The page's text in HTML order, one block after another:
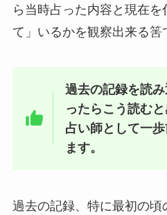
ら当時占った内容と現在
て」いるかを観察出来る筈
過去の記録を読
ったらこう読む
占い師として一
ます。
過去の記録、特に最初の頃